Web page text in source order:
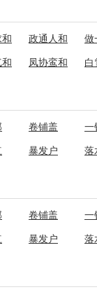
政通人和 做
凤协鸾和 白
卷铺盖 一
暴发户 落
卷铺盖 一
暴发户 落